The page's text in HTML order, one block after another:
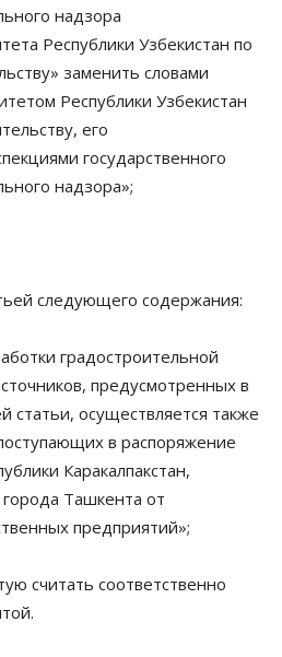
надзора
Республики Узбекистан по
заменить словами
Республики Узбекистан
его
государственного
надзора»;
следующего содержания:
градостроительной
предусмотренных в
статьи, осуществляется также
в распоряжение
Каракалпакстан,
Ташкента от
предприятий»;
считать соответственно